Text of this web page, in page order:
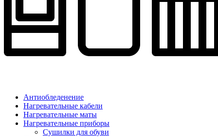
Антиобледенение
Нагревательные кабели
Нагревательные маты
Нагревательные приборы
Сушилки для обуви